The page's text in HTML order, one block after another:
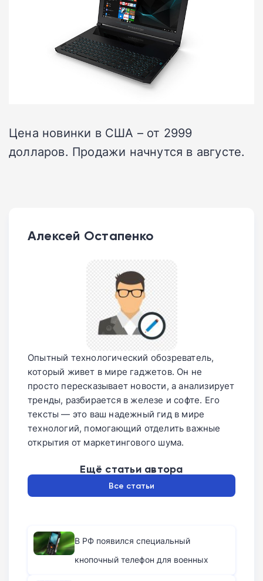
Цена новинки в США – от 2999
долларов. Продажи начнутся в августе.
Алексей Остапенко
Опытный технологический обозреватель,
который живет в мире гаджетов. Он не
просто пересказывает новости, а анализирует
тренды, разбирается в железе и софте. Его
тексты — это ваш надежный гид в мире
технологий, помогающий отделить важные
открытия от маркетингового шума.
Ещё статьи автора
Все статьи
В РФ появился специальный
кнопочный телефон для военных